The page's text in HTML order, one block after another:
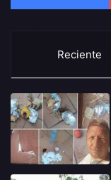
Reciente